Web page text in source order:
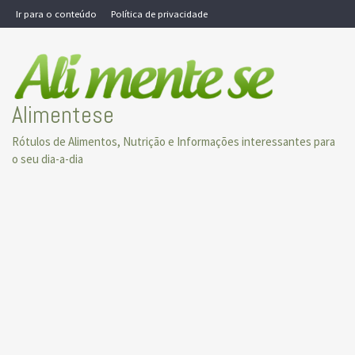
Skip
to
Ir para o conteúdo Política de privacidade
Alimentese
Rótulos de Alimentos, Nutrição e Informações interessantes para
o seu dia-a-dia